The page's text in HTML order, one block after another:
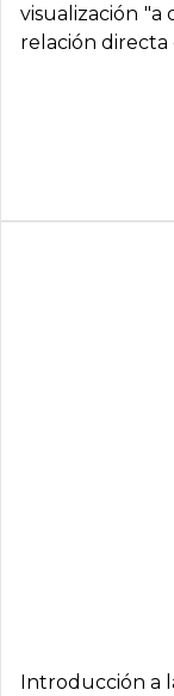
visualización
relación directa
Introducción a